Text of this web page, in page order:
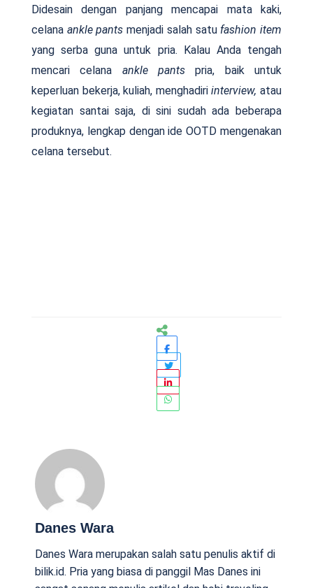
Didesain dengan panjang mencapai mata kaki,
celana ankle pantsmenjadi salah satu fashion item
yang serba guna untuk pria. Kalau Anda tengah
mencari celana ankle pantspria, baik untuk
keperluan bekerja, kuliah, menghadiriinterview,atau
kegiatan santai saja, di sini sudah ada beberapa
produknya, lengkap dengan ide OOTD mengenakan
celana tersebut.
Danes Wara
Danes Wara merupakan salah satu penulis aktif di
bilik.id. Pria yang biasa di panggil Mas Danes ini